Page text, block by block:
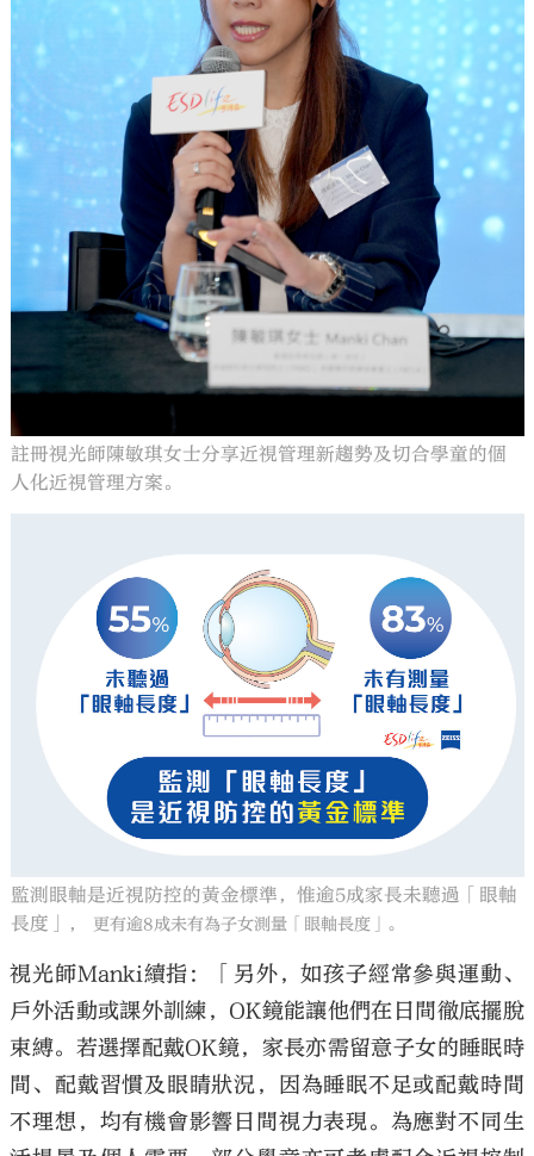
註冊視光師陳敏琪女士分享近視管理新趨勢及切合學童的個
人化近視管理方案。
監測眼軸是近視防控的黃金標準，惟逾5成家長未聽過「眼軸
長度」，
更有逾8成未有為子女測量「眼軸長度」。
視光師Manki續指：「另外，如孩子經常參與運動、
戶外活動或課外訓練，OK鏡能讓他們在日間徹底擺脫
束縛。若選擇配戴OK鏡，家長亦需留意子女的睡眠時
間、配戴習慣及眼睛狀況，因為睡眠不足或配戴時間
不理想，均有機會影響日間視力表現。為應對不同生